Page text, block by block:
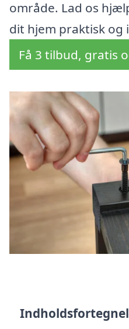
område. Lad os
dit hjem praktisk og
Få 3 tilbud, gratis